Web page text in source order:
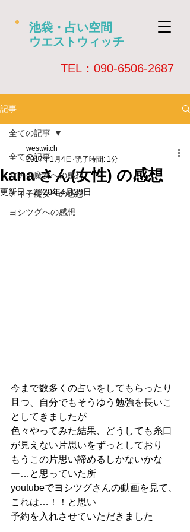
池袋・占い空間
ウエストウィッチ
​TEL：090-6506-2687
記事
全ての記事
マチ子魔女への感想
アイ子魔女への感想
ヨシツグへの感想
全ての記事
kana さん(女性) の感想
westwitch
2017年1月4日 読了時間: 1分
更新日：2020年4月29日
今まで数多くの占いをしてもらったり
且つ、自分でもそうゆう勉強を長いこ
としてきましたが
色々やってみた結果、どうしても糸口
が見えない片思いをずっとしており
もうこの片思い諦めるしかないかな
ー…と思っていた所
youtubeでヨシツグさんの動画を見て、
これは…！！と思い
予約を入れさせていただきました